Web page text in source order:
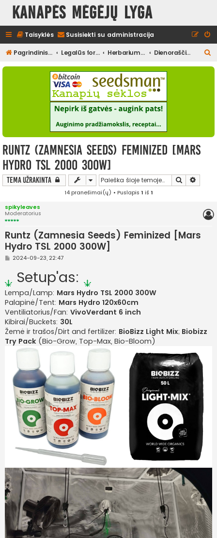
Kanapės mėgėjų lyga
Taisyklės Susisiekti su administracija
Pagrindinis diskusijų puslapis Legalūs forumai Herbariumas Dienoraščiai (užbaigti)
e
Runtz (Zamnesia Seeds) Feminized [Mars
Hydro TSL 2000 300W]
Tema užrakinta Ieškoti
14 pranešimai(ų) • Puslapis 1 iš 1
spikyleaves
Moderatorius
Runtz (Zamnesia Seeds) Feminized [Mars
Hydro TSL 2000 300W]
S
d
a
r
t
n
ė
2024-09-23, 22:47
Setup'as:
Lempa/Lamp: Mars Hydro TSL 2000 300W
Palapinė/Tent: Mars Hydro 120x60cm
Ventiliatorius/Fan: VivoVerdant 6 inch
Kibirai/Buckets: 30L
Žemė ir trašos/Dirt and fertilizer: BioBizz Light Mix; Biobizz
Try Pack (Bio-Grow, Top-Max, Bio-Bloom)